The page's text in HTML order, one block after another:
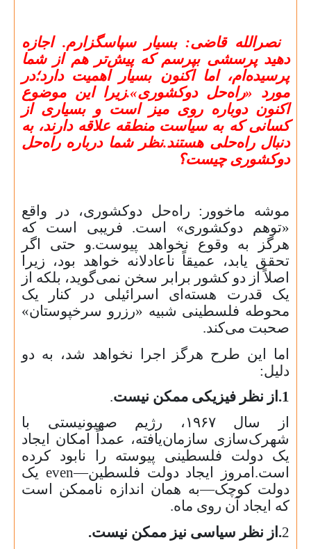
نصرالله قاضی: بسیار سپاسگزارم. اجازه
دهید پرسشی بپرسم که پیش‌تر هم از شما
پرسیده‌ام، اما اکنون بسیار اهمیت دارد؛در
مورد «راه‌حل دوکشوری».زیرا این موضوع
اکنون دوباره روی میز است و بسیاری از
کسانی که به سیاست منطقه علاقه دارند، به
دنبال راه‌حلی هستند.نظر شما درباره راه‌حل
دوکشوری چیست؟
موشه ماخوور: راه‌حل دوکشوری، در واقع
«توهم دوکشوری» است.
فریبی است که
هرگز به وقوع نخواهد پیوست.و حتی اگر
تحقق یابد، عمیقاً ناعادلانه خواهد بود، زیرا
اصلاً از دو کشور برابر سخن نمی‌گوید، بلکه از
یک قدرت هسته‌ای اسرائیلی در کنار یک
محوطه فلسطینی شبیه «رزرو سرخپوستان»
صحبت می‌کند.
اما این طرح هرگز اجرا نخواهد شد، به دو
دلیل:
1.از نظر فیزیکی ممکن نیست
.
از سال۱۹۶۷، رژیم صهیونیستی با
شهرک‌سازی سازمان‌یافته، عمداً امکان ایجاد
یک دولت فلسطینی پیوسته را نابود کرده
است.امروز ایجاد دولت فلسطین—even یک
دولت کوچک—به همان اندازه ناممکن است
که ایجاد آن روی ماه.
2.از نظر سیاسی نیز ممکن نیست.